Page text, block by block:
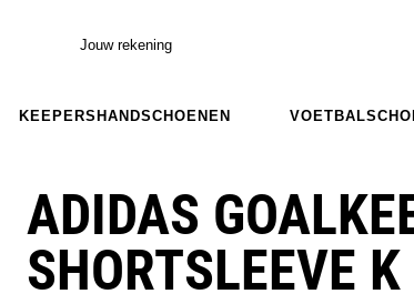
Jouw rekening
KEEPERSHANDSCHOENEN
ADIDAS
SHORTSLEEVE K